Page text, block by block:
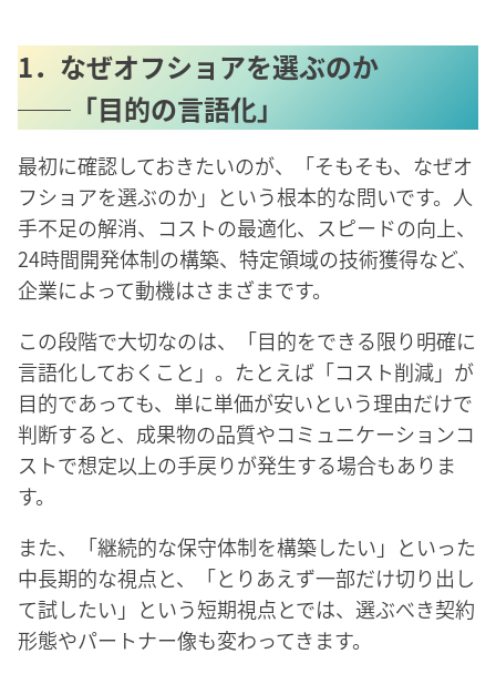
1．なぜオフショアを選ぶのか
──「目的の言語化」
最初に確認しておきたいのが、「そもそも、なぜオ
フショアを選ぶのか」という根本的な問いです。人
手不足の解消、コストの最適化、スピードの向上、
24時間開発体制の構築、特定領域の技術獲得など、
企業によって動機はさまざまです。
この段階で大切なのは、「目的をできる限り明確に
言語化しておくこと」。たとえば「コスト削減」が
目的であっても、単に単価が安いという理由だけで
判断すると、成果物の品質やコミュニケーションコ
ストで想定以上の手戻りが発生する場合もありま
す。
また、「継続的な保守体制を構築したい」といった
中長期的な視点と、「とりあえず一部だけ切り出し
て試したい」という短期視点とでは、選ぶべき契約
形態やパートナー像も変わってきます。